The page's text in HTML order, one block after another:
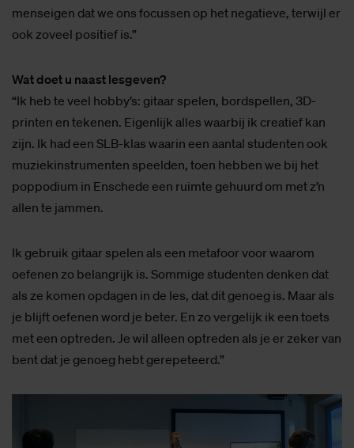
menseigen dat we ons focussen op het negatieve, terwijl er
ook zoveel positief is.”
Wat doet u naast lesgeven?
“Ik heb te veel hobby’s: gitaar spelen, bordspellen, 3D-
printen en tekenen. Eigenlijk alles waarbij ik creatief kan
zijn. Ik had een SLB-klas waarin een aantal studenten ook
muziekinstrumenten speelden, toen hebben we bij het
poppodium in Enschede een ruimte gehuurd om met z’n
allen te jammen.
Ik gebruik gitaar spelen als een metafoor voor waarom
oefenen zo belangrijk is. Sommige studenten denken dat
als ze komen opdagen in de les, dat dit genoeg is. Maar als
je blijft oefenen word je beter. En zo vergelijk ik een toets
met een optreden. Je wil alleen optreden als je er zeker van
bent dat je genoeg hebt gerepeteerd.”